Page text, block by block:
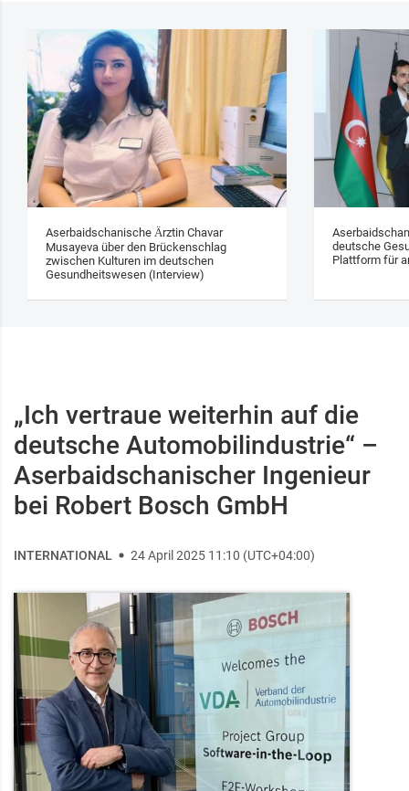
Aserbaidschanische Ärztin Chavar
Musayeva über den Brückenschlag
zwischen Kulturen im deutschen
Gesundheitswesen (Interview)
deutsche
Plattform für
„Ich vertraue weiterhin auf die
deutsche Automobilindustrie“ –
Aserbaidschanischer Ingenieur
bei Robert Bosch GmbH
INTERNATIONAL 24 April 2025 11:10 (UTC+04:00)